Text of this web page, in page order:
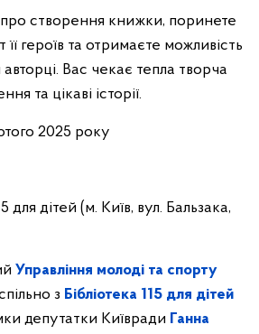
про створення книжки, поринете
героїв та отримаєте можливість
Вас чекає тепла творча
та цікаві історії.
2025 року
для дітей (м. Київ, вул. Бальзака,
Управління молоді та спорту
з Бібліотека 115 для дітей
депутатки Київради Ганна